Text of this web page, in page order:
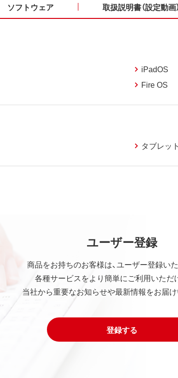
ソフトウェア 取扱説明書（設定動画）
iPadOS
Fire OS
タブレット
ユーザー登録
商品をお持ちのお客様は、ユーザー登録い
各種サービスをより簡単にご利用いただ
当社から重要なお知らせや最新情報をお届け
登録する